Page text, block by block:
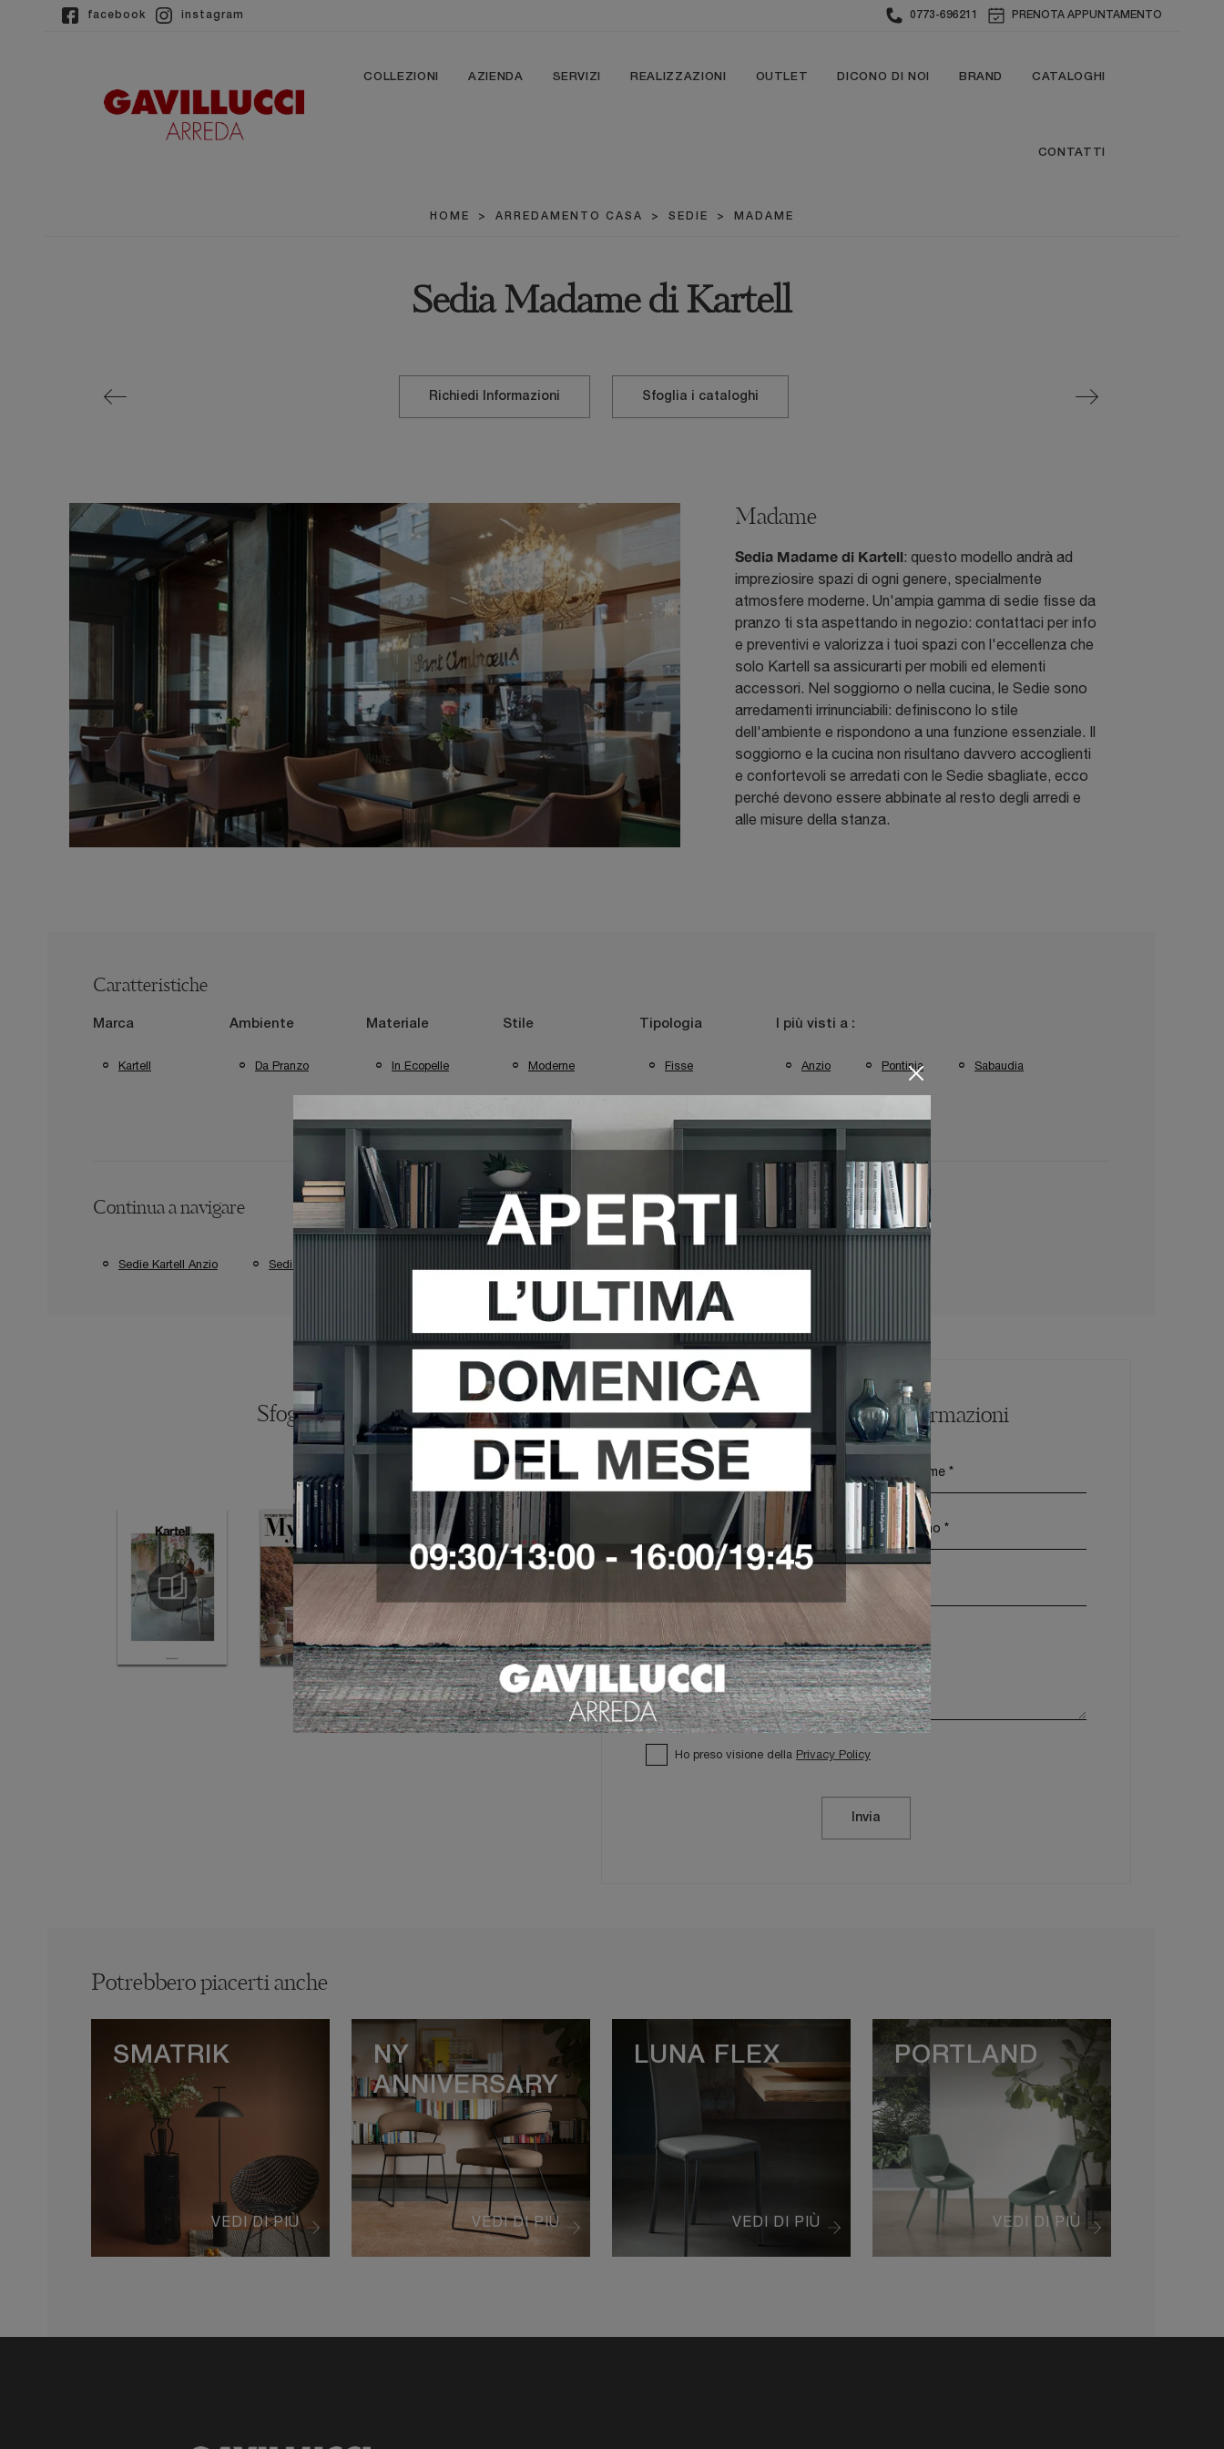
facebook instagram 0773-696211 PRENOTA APPUNTAMENTO
COLLEZIONI AZIENDA SERVIZI REALIZZAZIONI OUTLET DICONO DI NOI BRAND CATALOGHI
CONTATTI
HOME > ARREDAMENTO CASA > SEDIE > MADAME
Sedia Madame di Kartell
Richiedi Informazioni Sfoglia i cataloghi
Madame
Sedia Madame di Kartell: questo modello andrà ad
impreziosire spazi di ogni genere, specialmente
atmosfere moderne. Un'ampia gamma di sedie fisse da
pranzo ti sta aspettando in negozio: contattaci per info
e preventivi e valorizza i tuoi spazi con l'eccellenza che
solo Kartell sa assicurarti per mobili ed elementi
accessori. Nel soggiorno o nella cucina, le Sedie sono
arredamenti irrinunciabili: definiscono lo stile
dell'ambiente e rispondono a una funzione essenziale. Il
soggiorno e la cucina non risultano davvero accoglienti
e confortevoli se arredati con le Sedie sbagliate, ecco
perché devono essere abbinate al resto degli arredi e
alle misure della stanza.
Caratteristiche
Marca
Kartell
Ambiente
Da Pranzo
Materiale
In Ecopelle
Stile
Moderne
Tipologia
Fisse
I più visti a :
Anzio Pontinia Sabaudia
Continua a navigare
Sedie Kartell Anzio Sedie Kartell Pontinia
Sfoglia i cataloghi Richiedi Maggiori Informazioni
Ho preso visione della Privacy Policy
Invia
Potrebbero piacerti anche
VEDI DI PIÙ
SMATRIK
VEDI DI PIÙ
NY
ANNIVERSARY
VEDI DI PIÙ
LUNA FLEX
VEDI DI PIÙ
PORTLAND